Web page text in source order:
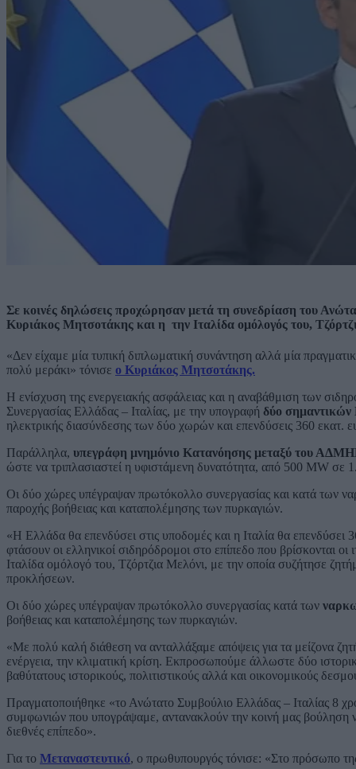
Σε κοινές δηλώσεις προχώρησαν μετά τη συνεδρίαση του
Κυριάκος Μητσοτάκης και η την Ιταλίδα ομόλογός του,
«Δεν είχαμε μία τυπική διπλωματική συνάντηση αλλά μία
πολύ μεράκι» τόνισε ο Κυριάκος Μητσοτάκης.
Η ενίσχυση της ενεργειακής ασφάλειας και η αναβάθμιση των
Συνεργασίας Ελλάδας – Ιταλίας, με την υπογραφή δύο
ηλεκτρικής διασύνδεσης των δύο χωρών και επενδύσεις 360 εκατ.
Παράλληλα, υπεγράφη μνημόνιο Κατανόησης μεταξύ του
ώστε να τριπλασιαστεί η υφιστάμενη δυνατότητα, από 500 MW σε
Οι δύο χώρες υπέγραψαν πρωτόκολλο συνεργασίας και κατά των
παροχής βοήθειας και καταπολέμησης των πυρκαγιών.
«Η Ελλάδα θα επενδύσει στις υποδομές και η Ιταλία θα
φτάσουν οι ελληνικοί σιδηρόδρομοι στο επίπεδο που βρίσκονται οι
Ιταλίδα ομόλογό του, Τζόρτζια Μελόνι, με την οποία συζήτησε
προκλήσεων.
Οι δύο χώρες υπέγραψαν πρωτόκολλο συνεργασίας κατά των
βοήθειας και καταπολέμησης των πυρκαγιών.
«Με πολύ καλή διάθεση να ανταλλάξαμε απόψεις για τα μείζονα
ενέργεια, την κλιματική κρίση. Εκπροσωπούμε άλλωστε δύο
βαθύτατους ιστορικούς, πολιτιστικούς αλλά και οικονομικούς
Πραγματοποιήθηκε «το Ανώτατο Συμβούλιο Ελλάδας – Ιταλίας 8
συμφωνιών που υπογράψαμε, αντανακλούν την κοινή μας βούληση
διεθνές επίπεδο».
Για το Μεταναστευτικό, ο πρωθυπουργός τόνισε: «Στο πρόσωπο